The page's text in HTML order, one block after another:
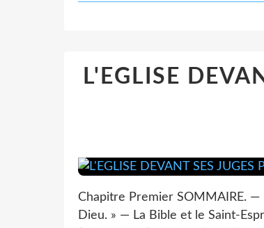
L'EGLISE
Chapitre Premier SOMMAIRE.
Dieu. » — La Bible et le Saint-